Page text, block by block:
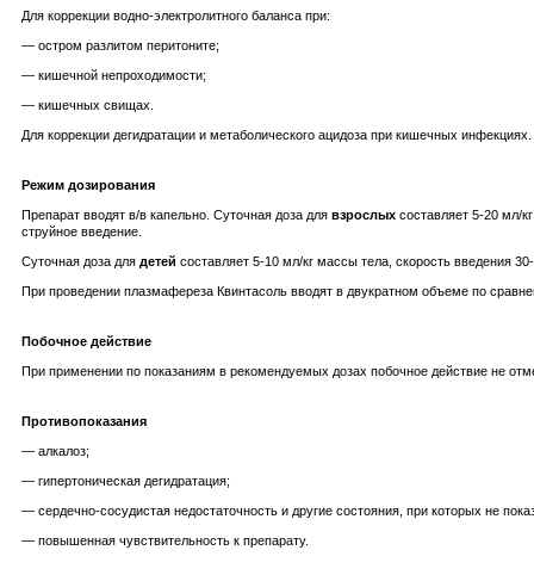
Для коррекции водно-электролитного баланса при:
— остром разлитом перитоните;
— кишечной непроходимости;
— кишечных свищах.
Для коррекции дегидратации и метаболического ацидоза при кишечных инфекциях.
Режим дозирования
Препарат вводят в/в капельно. Суточная доза для взрослых составляет 5-20 мл/
струйное введение.
Суточная доза для детей составляет 5-10 мл/кг массы тела, скорость введения
При проведении плазмафереза Квинтасоль вводят в двукратном объеме по
Побочное действие
При применении по показаниям в рекомендуемых дозах побочное действие не
Противопоказания
— алкалоз;
— гипертоническая дегидратация;
— сердечно-сосудистая недостаточность и другие состояния, при которых не
— повышенная чувствительность к препарату.